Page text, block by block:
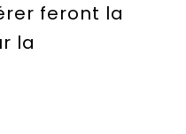
feront la
la